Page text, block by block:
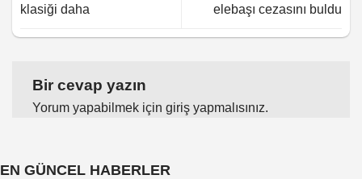
klasiği daha
elebaşı cezasını buldu
Bir cevap yazın
Yorum yapabilmek için giriş yapmalısınız.
EN GÜNCEL HABERLER